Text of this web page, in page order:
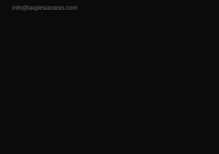
info@laiglesiaoasis.com